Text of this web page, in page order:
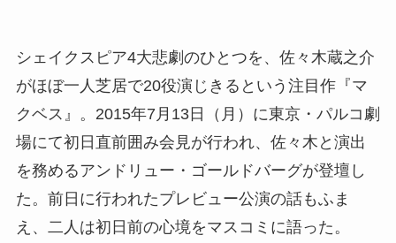
シェイクスピア4大悲劇のひとつを、佐々木蔵之介
がほぼ一人芝居で20役演じきるという注目作『マ
クベス』。2015年7月13日（月）に東京・パルコ劇
場にて初日直前囲み会見が行われ、佐々木と演出
を務めるアンドリュー・ゴールドバーグが登壇し
た。前日に行われたプレビュー公演の話もふま
え、二人は初日前の心境をマスコミに語った。